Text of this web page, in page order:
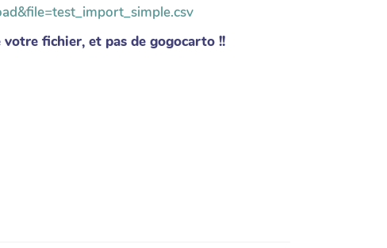
fichier, et pas de gogocarto !!